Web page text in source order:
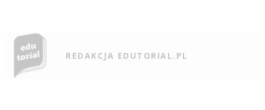
REDAKCJA EDUTORIAL.PL